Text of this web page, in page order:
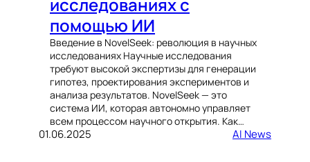
помощью ИИ
Введение в NovelSeek: революция в научных
исследованиях Научные исследования
требуют высокой экспертизы для генерации
гипотез, проектирования экспериментов и
анализа результатов. NovelSeek — это
система ИИ, которая автономно управляет
всем процессом научного открытия. Как…
01.06.2025 AI News